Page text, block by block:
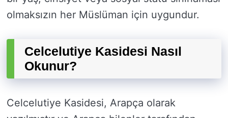
olmaksızın her Müslüman için uygundur.
Celcelutiye Kasidesi Nasıl
Okunur?
Celcelutiye Kasidesi, Arapça olarak